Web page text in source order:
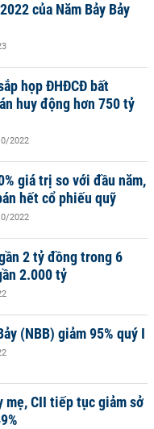
của Năm Bảy Bảy
họp ĐHĐCĐ bất
huy động hơn 750 tỷ
2022
giá trị so với đầu năm,
hết cổ phiếu quỹ
2022
2 tỷ đồng trong 6
2.000 tỷ
(NBB) giảm 95% quý I
mẹ, CII tiếp tục giảm sở